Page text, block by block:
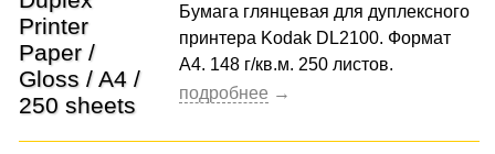
Бумага глянцевая для дуплексного
принтера Kodak DL2100. Формат
А4. 148 г/кв.м. 250 листов.